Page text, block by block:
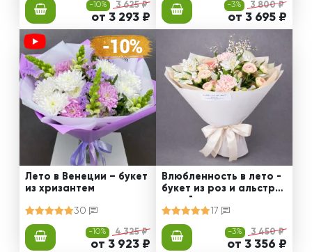
-10% 3 625 ₽
от 3 293 ₽
-3% 3 800 ₽
от 3 695 ₽
Лето в Венеции – букет
из хризантем
30
-10% 4 325 ₽
от 3 923 ₽
Влюбленность в лето -
букет из роз и альстро
мерий
17
-3% 3 450 ₽
от 3 356 ₽